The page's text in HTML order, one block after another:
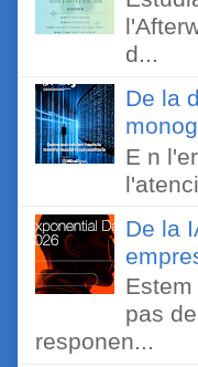
d...
De la
E n
De la
pas
responen...